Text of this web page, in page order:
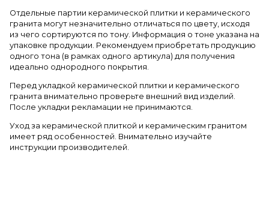
Отдельные партии керамической плитки и керамического
гранита могут незначительно отличаться по цвету, исходя
из чего сортируются по тону. Информация о тоне указана на
упаковке продукции. Рекомендуем приобретать продукцию
одного тона (в рамках одного артикула) для получения
идеально однородного покрытия.
Перед укладкой керамической плитки и керамического
гранита внимательно проверьте внешний вид изделий.
После укладки рекламации не принимаются.
Уход за керамической плиткой и керамическим гранитом
имеет ряд особенностей. Внимательно изучайте
инструкции производителей.